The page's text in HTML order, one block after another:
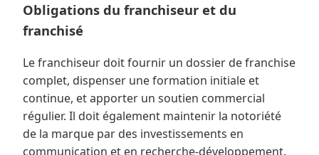
Obligations du franchiseur et du
franchisé
Le franchiseur doit fournir un dossier de franchise
complet, dispenser une formation initiale et
continue, et apporter un soutien commercial
régulier. Il doit également maintenir la notoriété
de la marque par des investissements en
communication et en recherche-développement.